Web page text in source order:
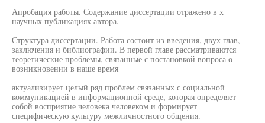
Апробация работы. Содержание диссертации отражено в х
научных публикациях автора.
Структура диссертации. Работа состоит из введения, двух глав,
заключения и библиографии. В первой главе рассматриваются
теоретические проблемы, связанные с постановкой вопроса о
возникновении в наше время
актуализирует целый ряд проблем связанных с социальной
коммуникацией в информационной среде, которая определяет
собой восприятие человека человеком и формирует
специфическую культуру межличностного общения.